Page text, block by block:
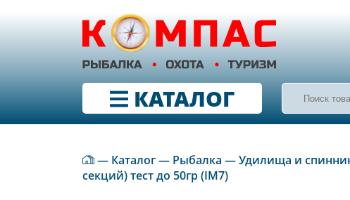
КАТАЛОГ
— Каталог— Рыбалка —Удилища и
секций) тест до 50гр (IM7)